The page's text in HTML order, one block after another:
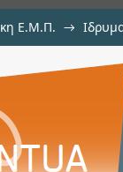
Ε.Μ.Π. →